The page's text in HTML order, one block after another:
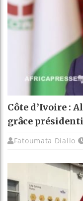
Côte d’Ivoire :
grâce
Fatoumata Diallo